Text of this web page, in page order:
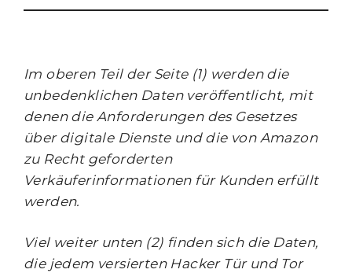
Im oberen Teil der Seite (1) werden die
unbedenklichen Daten veröffentlicht, mit
denen die Anforderungen des Gesetzes
über digitale Dienste und die von Amazon
zu Recht geforderten
Verkäuferinformationen für Kunden erfüllt
werden.
Viel weiter unten (2) finden sich die Daten,
die jedem versierten Hacker Tür und Tor